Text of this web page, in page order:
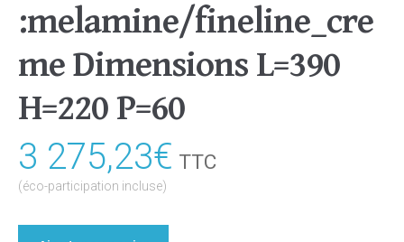
:melamine/fineline_cre
me Dimensions L=390
H=220 P=60
3 275,23€ TTC
(éco-participation incluse)